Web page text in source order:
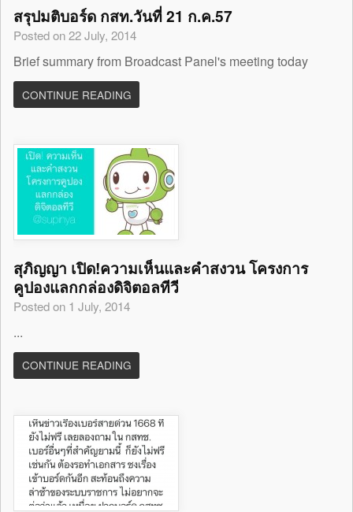
สรุปมติบอร์ด กสท.วันที่ 21 ก.ค.57
Posted on 22 July, 2014
Brief summary from Broadcast Panel's meeting today
CONTINUE READING
สุภิญญา เปิด!ความเห็นและคำสงวน โครงการ
คูปองแลกกล่องดิจิตอลทีวี
Posted on 1 July, 2014
...
CONTINUE READING